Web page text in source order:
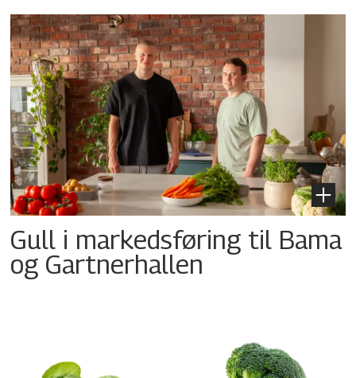
Gull i markedsføring til Bama
og Gartnerhallen